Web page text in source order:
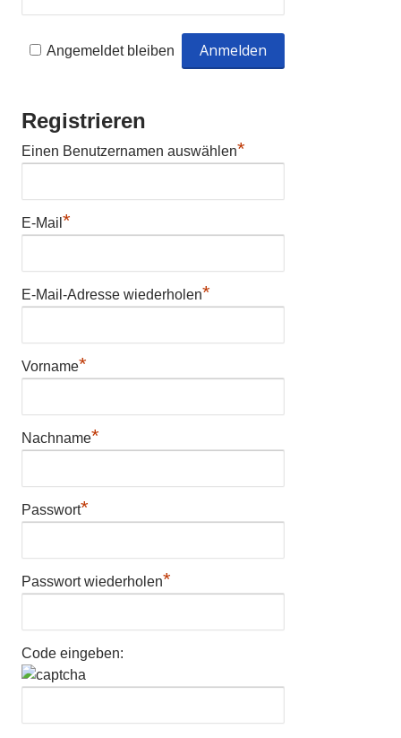
Angemeldet bleiben
Registrieren
Einen Benutzernamen auswählen*
E-Mail *
E-Mail-Adresse wiederholen*
Vorname*
Nachname*
Passwort*
Passwort wiederholen*
Code eingeben: